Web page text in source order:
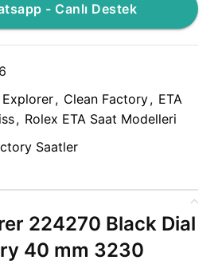
- Canlı Destek
Explorer, Clean Factory, ETA
, Rolex ETA Saat Modelleri
Saatler
224270 Black Dial
40 mm 3230